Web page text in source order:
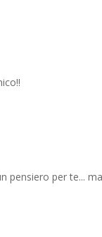
pensiero per te...